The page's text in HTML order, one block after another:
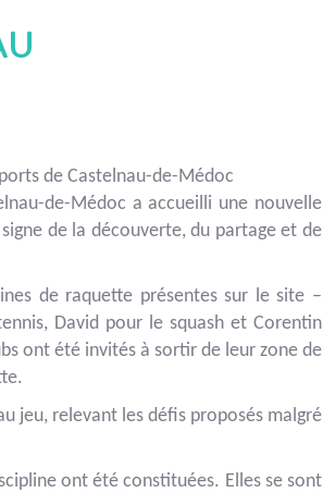
de Castelnau-de-Médoc
de-Médoc a accueilli une nouvelle
de la découverte, du partage et de
de raquette présentes sur le site –
David pour le squash et Corentin
ont été invités à sortir de leur zone de
jeu, relevant les défis proposés malgré
ont été constituées. Elles se sont